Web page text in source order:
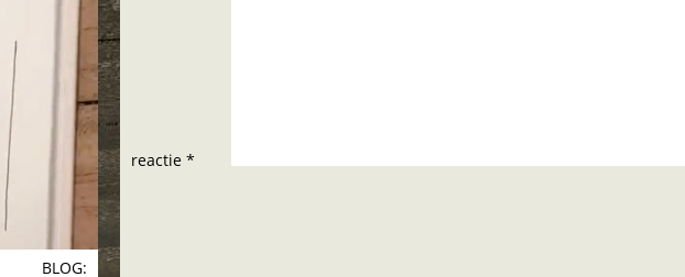
BLOG:
reactie *